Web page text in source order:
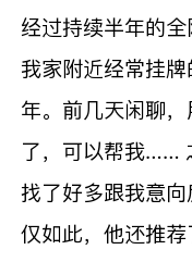
经过持续半年的全
我家附近经常挂
年。前几天闲聊
了，可以帮我……
找了好多跟我意
仅如此，他还推